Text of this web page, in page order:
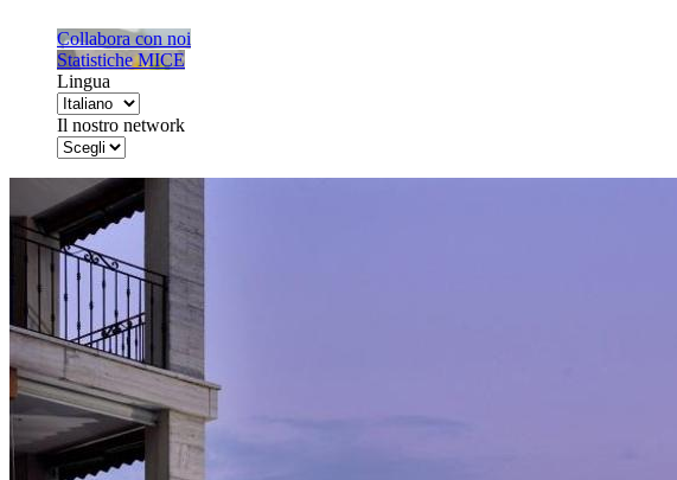
Collabora con noi
Statistiche MICE
Lingua
Il nostro network